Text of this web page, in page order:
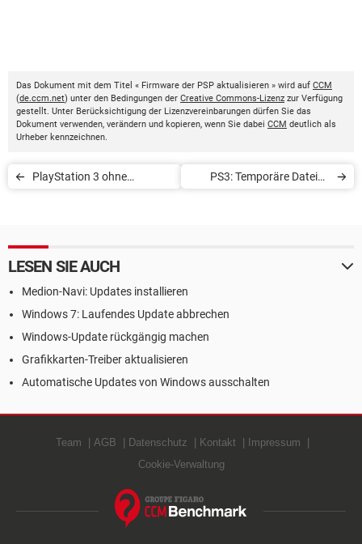
Das Dokument mit dem Titel « Firmware der PSP aktualisieren » wird auf CCM
(de.ccm.net) unter den Bedingungen der Creative Commons-Lizenz zur Verfügung
gestellt. Unter Berücksichtigung der Lizenzvereinbarungen dürfen Sie das
Dokument verwenden, verändern und kopieren, wenn Sie dabei CCM deutlich als
Urheber kennzeichnen.
PlayStation 3 ohne
PS3: Temporäre Dateien
LESEN SIE AUCH
Medion-Navi: Updates installieren
Windows 7: Laufendes Update abbrechen
Windows-Update rückgängig machen
Grafikkarten-Treiber aktualisieren
Automatische Updates von Windows ausschalten
Team AGB Datenschutz Kontakt
Impressum
Cookie-Verwaltung